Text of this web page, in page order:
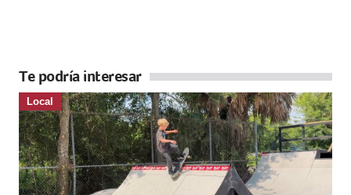
Te podría interesar
Local